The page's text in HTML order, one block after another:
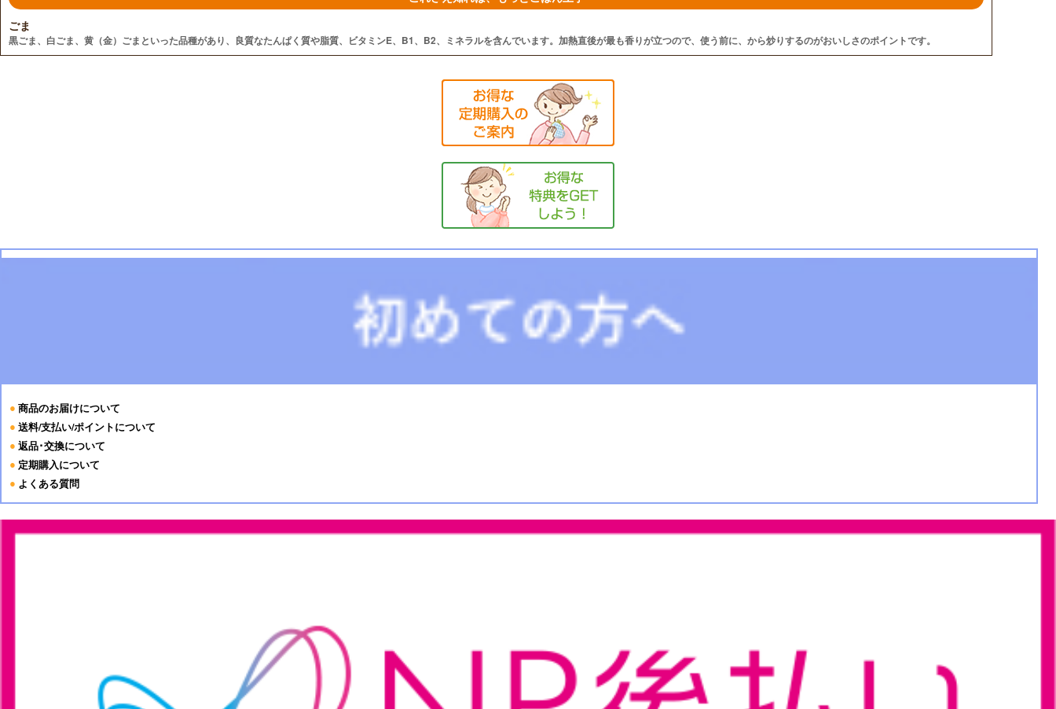
ごま
黒ごま、白ごま、黄（金）ごまといった品種があり、良質なたんぱく質や脂質、ビタミンE、B1、B2、ミネラルを含んでいます。加熱直後が最も香りが立つので、使う前に、から炒りするのがおいしさのポイントです。
商品のお届けについて
送料/支払い/ポイントについて
返品･交換について
定期購入について
よくある質問